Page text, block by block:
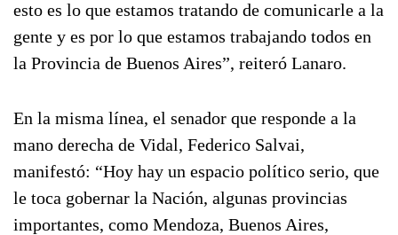
esto es lo que estamos tratando de comunicarle a la
gente y es por lo que estamos trabajando todos en
la Provincia de Buenos Aires”, reiteró Lanaro.
En la misma línea, el senador que responde a la
mano derecha de Vidal, Federico Salvai,
manifestó: “Hoy hay un espacio político serio, que
le toca gobernar la Nación, algunas provincias
importantes, como Mendoza, Buenos Aires,